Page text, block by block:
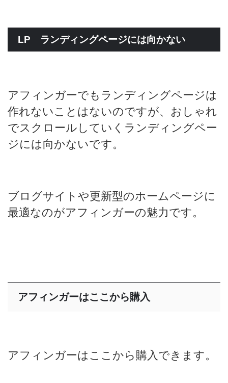
LP ランディングページには向かない
アフィンガーでもランディングページは
作れないことはないのですが、おしゃれ
でスクロールしていくランディングペー
ジには向かないです。
ブログサイトや更新型のホームページに
最適なのがアフィンガーの魅力です。
アフィンガーはここから購入
アフィンガーはここから購入できます。